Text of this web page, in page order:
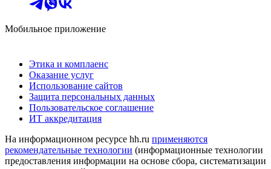
Мобильное приложение
Этика и комплаенс
Оказание услуг
Использование сайтов
Защита персональных данных
Пользовательское соглашение
ИТ аккредитация
На информационном ресурсе hh.ru применяются
рекомендательные технологии (информационные технологии
предоставления информации на основе сбора, систематизации